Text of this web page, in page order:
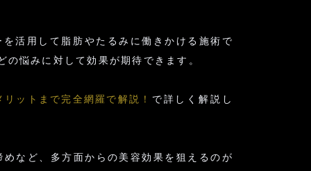
活用して脂肪やたるみに働きかける施術で
悩みに対して効果が期待できます。
ットまで完全網羅で解説！ で詳しく解説し
など、多方面からの美容効果を狙えるのが